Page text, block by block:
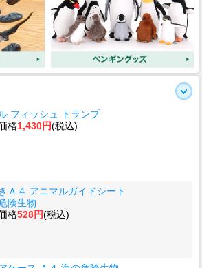
フィッシュ トランプ
格1,430円(税込)
Ａ４ アニマルガイドシート
険生物
格528円(税込)